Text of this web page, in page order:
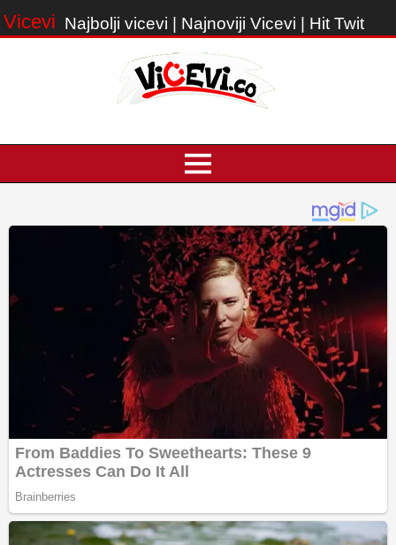
Vicevi Najbolji vicevi | Najnoviji Vicevi | Hit Twit